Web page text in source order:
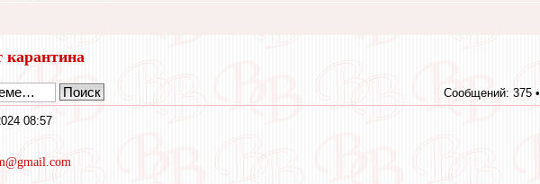
карантина
Сообщений: 375 •
08:57